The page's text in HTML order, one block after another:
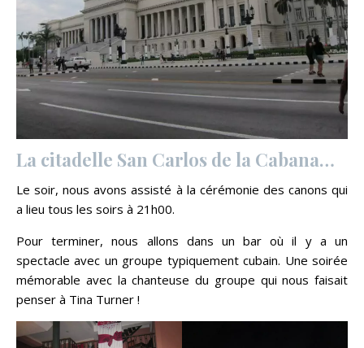
La citadelle San Carlos de la Cabana…
Le soir, nous avons assisté à la cérémonie des canons qui
a lieu tous les soirs à 21h00.
Pour terminer, nous allons dans un bar où il y a un
spectacle avec un groupe typiquement cubain. Une soirée
mémorable avec la chanteuse du groupe qui nous faisait
penser à Tina Turner !